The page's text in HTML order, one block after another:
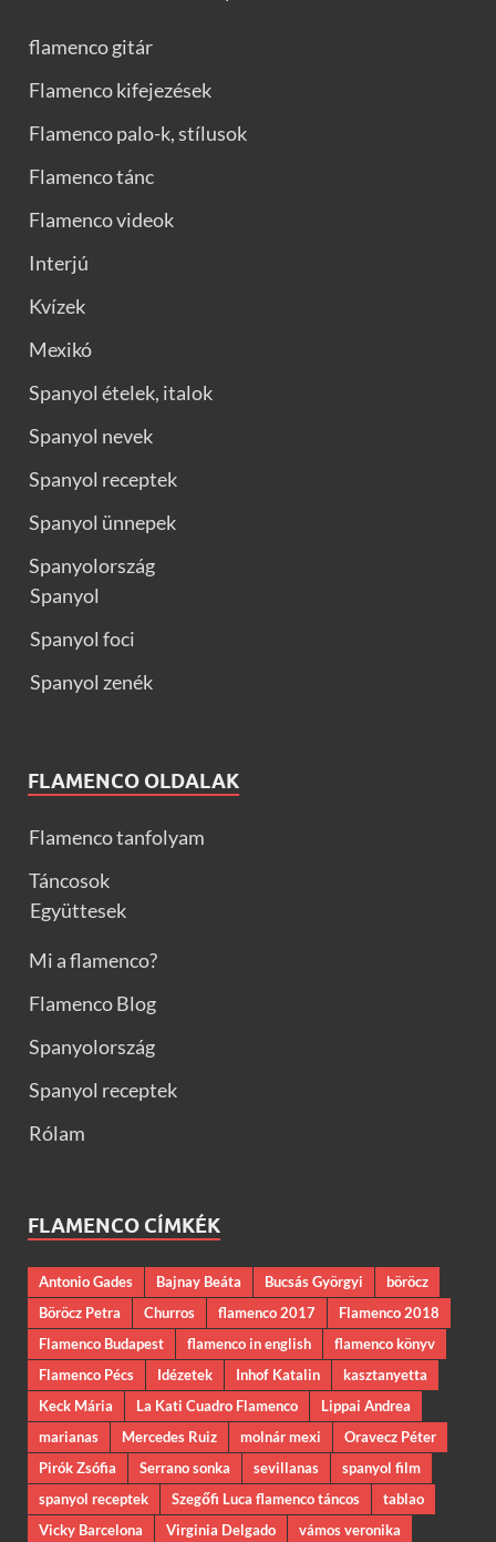
flamenco gitár
Flamenco kifejezések
Flamenco palo-k, stílusok
Flamenco tánc
Flamenco videok
Interjú
Kvízek
Mexikó
Spanyol ételek, italok
Spanyol nevek
Spanyol receptek
Spanyol ünnepek
Spanyolország
Spanyol
Spanyol foci
Spanyol zenék
FLAMENCO OLDALAK
Flamenco tanfolyam
Táncosok
Együttesek
Mi a flamenco?
Flamenco Blog
Spanyolország
Spanyol receptek
Rólam
FLAMENCO CÍMKÉK
Antonio Gades Bajnay Beáta Bucsás Györgyi
böröcz
Böröcz Petra
Churros flamenco 2017
Flamenco 2018
Flamenco Budapest
flamenco in english
flamenco könyv
Flamenco Pécs
Idézetek Inhof Katalin
kasztanyetta
Keck Mária
La Kati Cuadro Flamenco
Lippai Andrea
marianas
Mercedes Ruiz molnár mexi
Oravecz Péter
Pirók Zsófia
Serrano sonka sevillanas
spanyol film
spanyol receptek
Szegőfi Luca flamenco táncos
tablao
Vicky Barcelona
Virginia Delgado vámos veronika